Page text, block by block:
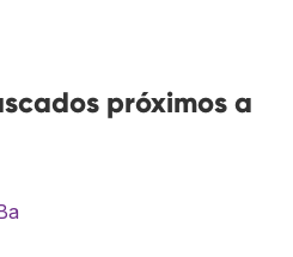
próximos a